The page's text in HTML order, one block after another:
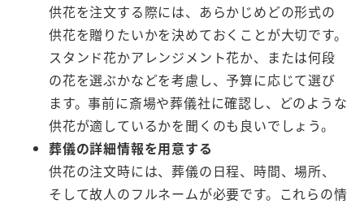
供花を注文する際には、あらかじめどの形式の
供花を贈りたいかを決めておくことが大切です。
スタンド花かアレンジメント花か、または何段
の花を選ぶかなどを考慮し、予算に応じて選び
ます。事前に斎場や葬儀社に確認し、どのような
供花が適しているかを聞くのも良いでしょう。
葬儀の詳細情報を用意する
供花の注文時には、葬儀の日程、時間、場所、
そして故人のフルネームが必要です。これらの情